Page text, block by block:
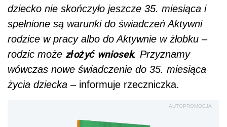
dziecko nie skończyło jeszcze 35. miesiąca i
spełnione są warunki do świadczeń Aktywni
rodzice w pracy albo do Aktywnie w żłobku –
rodzic może złożyć wniosek. Przyznamy
wówczas nowe świadczenie do 35. miesiąca
życia dziecka – informuje rzeczniczka.
AUTOPROMOCJA